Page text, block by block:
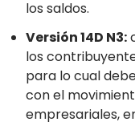
los saldos.
Versión 14D N3:
los
para lo cual
con el
empresariales,